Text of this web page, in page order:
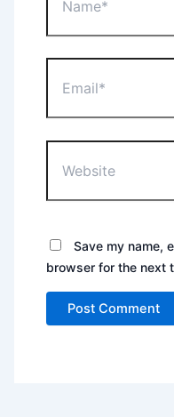
Save my name,
browser for the next